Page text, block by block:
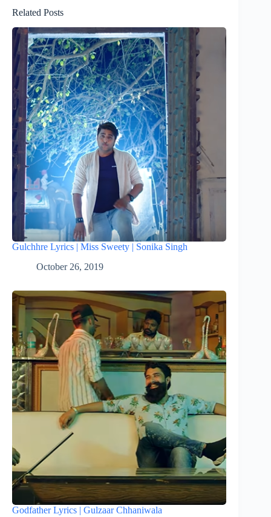
Related Posts
Gulchhre Lyrics | Miss Sweety | Sonika Singh
October 26, 2019
Godfather Lyrics | Gulzaar Chhaniwala